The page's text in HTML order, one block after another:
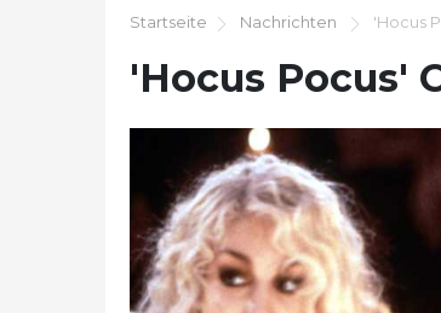
Startseite Nachrichten 'Hocus
'Hocus Pocus'